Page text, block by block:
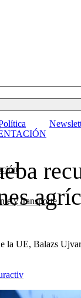
y transporte
la UE, Balazs